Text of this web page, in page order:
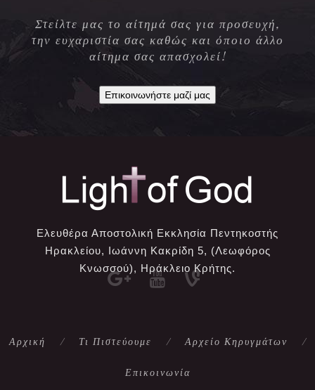
Στείλτε μας το αίτημά σας για προσευχή,
την ευχαριστία σας καθώς και όποιο άλλο
αίτημα σας απασχολεί!
Επικοινωνήστε μαζί μας
Ελευθέρα Αποστολική Εκκλησία Πεντηκοστής
Ηρακλείου, Ιωάννη Κακρίδη 5, (Λεωφόρος
Κνωσσού), Ηράκλειο Κρήτης.
Αρχική Τι Πιστεύουμε Αρχείο Κηρυγμάτων
Επικοινωνία